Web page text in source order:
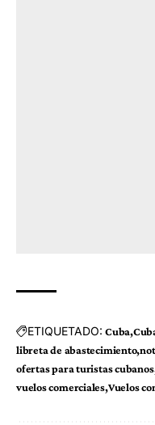
ETIQUETADO: Cuba
libreta de abastecimiento
ofertas para turistas cubanos
vuelos comerciales Vuelos